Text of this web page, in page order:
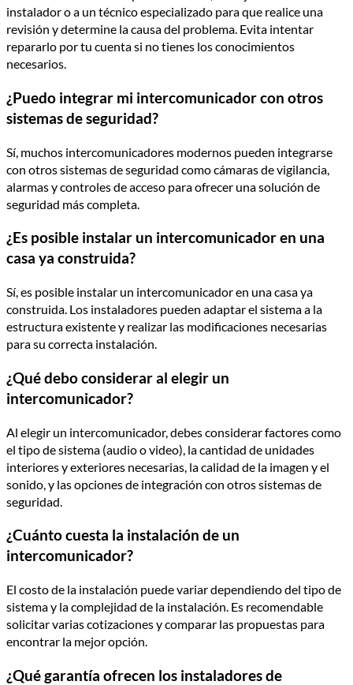
instalador o a un técnico especializado para que realice una
revisión y determine la causa del problema. Evita intentar
repararlo por tu cuenta si no tienes los conocimientos
necesarios.
¿Puedo integrar mi intercomunicador con otros
sistemas de seguridad?
Sí, muchos intercomunicadores modernos pueden integrarse
con otros sistemas de seguridad como cámaras de vigilancia,
alarmas y controles de acceso para ofrecer una solución de
seguridad más completa.
¿Es posible instalar un intercomunicador en una
casa ya construida?
Sí, es posible instalar un intercomunicador en una casa ya
construida. Los instaladores pueden adaptar el sistema a la
estructura existente y realizar las modificaciones necesarias
para su correcta instalación.
¿Qué debo considerar al elegir un
intercomunicador?
Al elegir un intercomunicador, debes considerar factores como
el tipo de sistema (audio o video), la cantidad de unidades
interiores y exteriores necesarias, la calidad de la imagen y el
sonido, y las opciones de integración con otros sistemas de
seguridad.
¿Cuánto cuesta la instalación de un
intercomunicador?
El costo de la instalación puede variar dependiendo del tipo de
sistema y la complejidad de la instalación. Es recomendable
solicitar varias cotizaciones y comparar las propuestas para
encontrar la mejor opción.
¿Qué garantía ofrecen los instaladores de